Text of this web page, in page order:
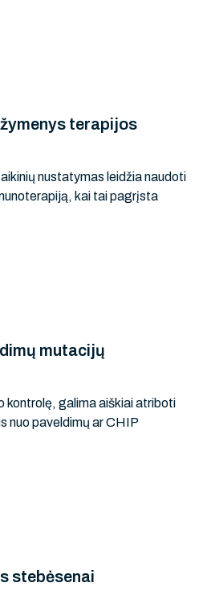
terapijos
nustatymas leidžia naudoti
kai tai pagrįsta
mutacijų
kontrolę, galima aiškiai atriboti
nuo paveldimų ar CHIP
stebėsenai